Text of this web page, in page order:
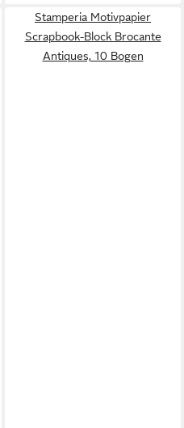
Stamperia Motivpapier
Scrapbook-Block Brocante
Antiques, 10 Bogen